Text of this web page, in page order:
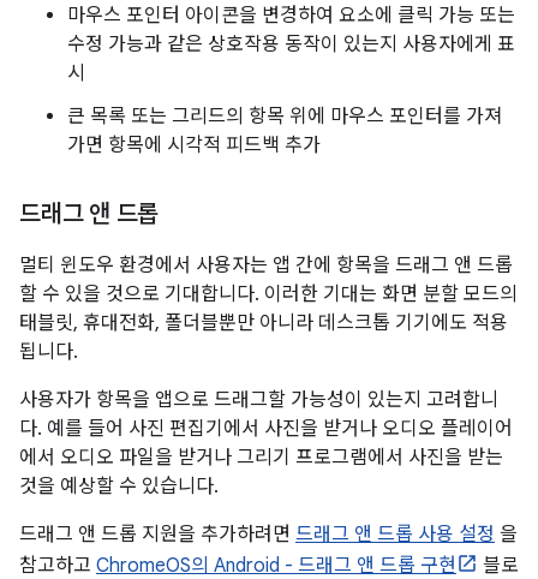
마우스 포인터 아이콘을 변경하여 요소에 클릭 가능 또는
수정 가능과 같은 상호작용 동작이 있는지 사용자에게 표
시
큰 목록 또는 그리드의 항목 위에 마우스 포인터를 가져
가면 항목에 시각적 피드백 추가
드래그 앤 드롭
멀티 윈도우 환경에서 사용자는 앱 간에 항목을 드래그 앤 드롭
할 수 있을 것으로 기대합니다. 이러한 기대는 화면 분할 모드의
태블릿, 휴대전화, 폴더블뿐만 아니라 데스크톱 기기에도 적용
됩니다.
사용자가 항목을 앱으로 드래그할 가능성이 있는지 고려합니
다. 예를 들어 사진 편집기에서 사진을 받거나 오디오 플레이어
에서 오디오 파일을 받거나 그리기 프로그램에서 사진을 받는
것을 예상할 수 있습니다.
드래그 앤 드롭 지원을 추가하려면 드래그 앤 드롭 사용 설정 을
참고하고 ChromeOS의 Android - 드래그 앤 드롭 구현
블로